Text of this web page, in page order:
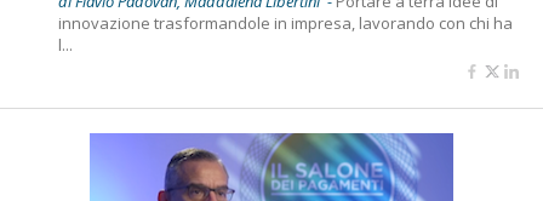
innovazione trasformandole in impresa, lavorando con chi ha
l...